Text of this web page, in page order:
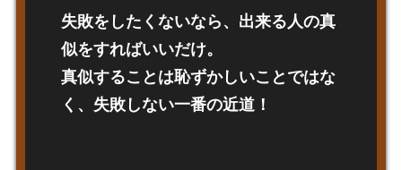
失敗をしたくないなら、出来る人の真
似をすればいいだけ。
真似することは恥ずかしいことではな
く、失敗しない一番の近道！